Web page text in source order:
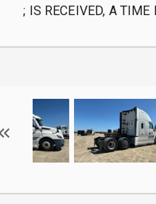
IS RECEIVED, A TIME